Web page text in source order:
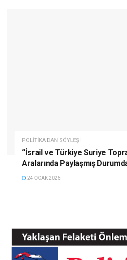
POLITIKA'DAN SÖYLEŞI
“İsrail ve Türkiye Suriye
Aralarında Paylaşmış
24 OCAK 2026